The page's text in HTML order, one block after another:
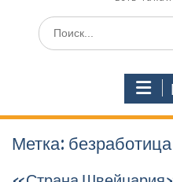
Поиск
по:
Метка: безработица